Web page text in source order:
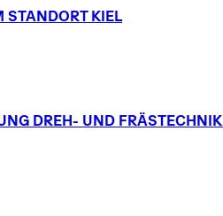
STANDORT KIEL
DREH- UND FRÄSTECHNIK